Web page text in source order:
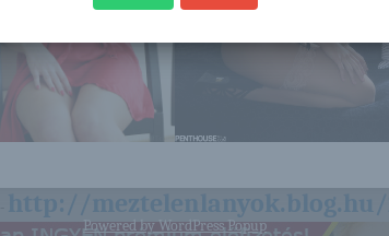
http://meztelenlanyok.blog.hu/
Powered byWordPress Popup